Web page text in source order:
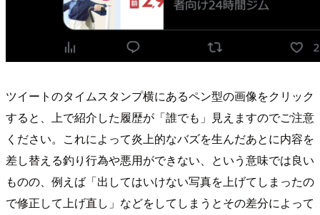
ツイートのタイムスタンプ横にあるペン型の画像をクリック
すると、上で紹介した履歴が「誰でも」見えますのでご注意
ください。これによって炎上的なバズを生んだあとに内容を
差し替える釣り行為や悪用ができない、という意味では良い
ものの、例えば「出してはいけない写真を上げてしまったの
で修正して上げ直し」などをしてしまうとその差分によって